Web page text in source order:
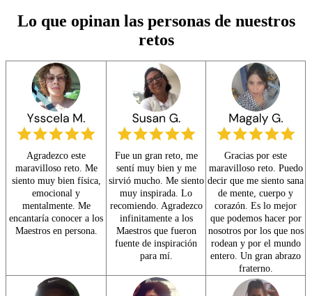
Lo que opinan las personas de nuestros
retos
Agradezco este
maravilloso reto. Me
siento muy bien física,
emocional y
mentalmente. Me
encantaría conocer a los
Maestros en persona.
Fue un gran reto, me
sentí muy bien y me
sirvió mucho. Me siento
muy inspirada. Lo
recomiendo. Agradezco
infinitamente a los
Maestros que fueron
fuente de inspiración
para mí.
Gracias por este
maravilloso reto. Puedo
decir que me siento sana
de mente, cuerpo y
corazón. Es lo mejor
que podemos hacer por
nosotros por los que nos
rodean y por el mundo
entero. Un gran abrazo
fraterno.